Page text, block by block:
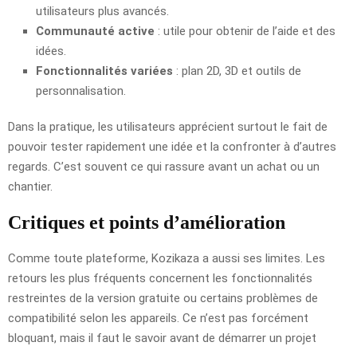
utilisateurs plus avancés.
Communauté active : utile pour obtenir de l’aide et des
idées.
Fonctionnalités variées : plan 2D, 3D et outils de
personnalisation.
Dans la pratique, les utilisateurs apprécient surtout le fait de
pouvoir tester rapidement une idée et la confronter à d’autres
regards. C’est souvent ce qui rassure avant un achat ou un
chantier.
Critiques et points d’amélioration
Comme toute plateforme, Kozikaza a aussi ses limites. Les
retours les plus fréquents concernent les fonctionnalités
restreintes de la version gratuite ou certains problèmes de
compatibilité selon les appareils. Ce n’est pas forcément
bloquant, mais il faut le savoir avant de démarrer un projet